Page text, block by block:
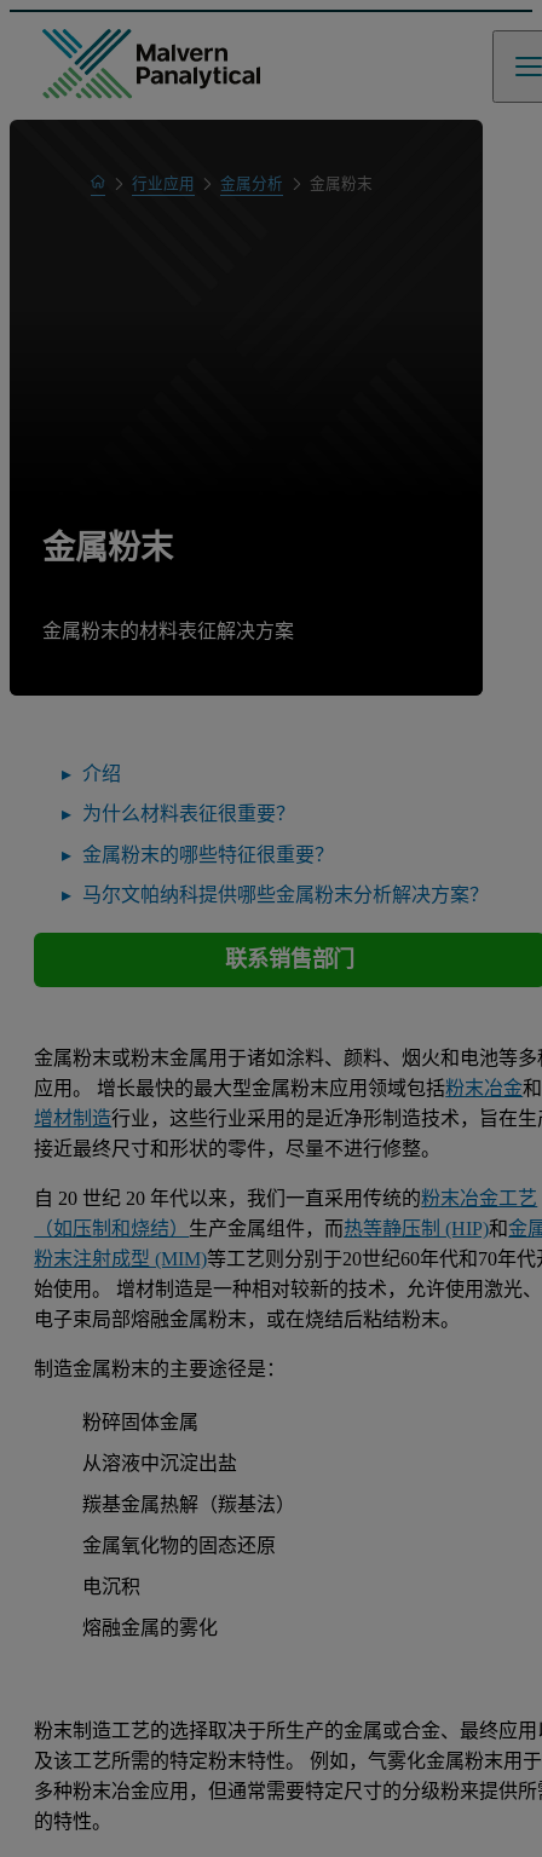
Home行业应用 金属分析 金属粉末
金属粉末
金属粉末的材料表征解决方案
介绍
为什么材料表征很重要？
金属粉末的哪些特征很重要？
马尔文帕纳科提供哪些金属粉末分析解决方案？
联系销售部门
金属粉末或粉末金属用于诸如涂料、颜料、烟火和电池等多
应用。 增长最快的最大型金属粉末应用领域包括粉末冶金和
增材制造行业，这些行业采用的是近净形制造技术，旨在生
接近最终尺寸和形状的零件，尽量不进行修整。
自 20 世纪 20 年代以来，我们一直采用传统的粉末冶金工艺
（如压制和烧结） 生产金属组件，而热等静压制 (HIP)和金
粉末注射成型 (MIM)等工艺则分别于20世纪60年代和70年代
始使用。 增材制造是一种相对较新的技术，允许使用激光、
电子束局部熔融金属粉末，或在烧结后粘结粉末。
制造金属粉末的主要途径是：
粉碎固体金属
从溶液中沉淀出盐
羰基金属热解（羰基法）
金属氧化物的固态还原
电沉积
熔融金属的雾化
粉末制造工艺的选择取决于所生产的金属或合金、最终应用
及该工艺所需的特定粉末特性。 例如，气雾化金属粉末用于
多种粉末冶金应用，但通常需要特定尺寸的分级粉来提供所
的特性。